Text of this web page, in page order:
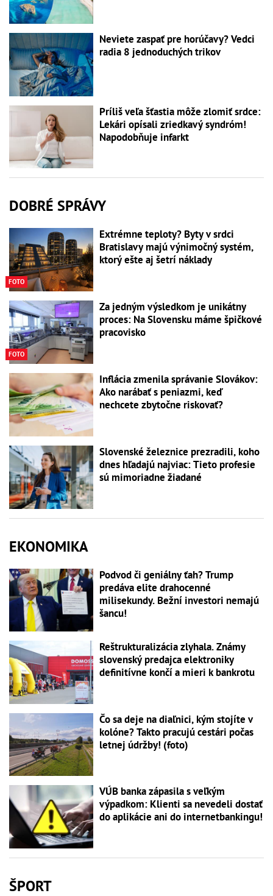
Neviete zaspať pre horúčavy? Vedci
radia 8 jednoduchých trikov
Príliš veľa šťastia môže zlomiť srdce:
Lekári opísali zriedkavý syndróm!
Napodobňuje infarkt
DOBRÉ SPRÁVY
FOTO
Extrémne teploty? Byty v srdci
Bratislavy majú výnimočný systém,
ktorý ešte aj šetrí náklady
FOTO
Za jedným výsledkom je unikátny
proces: Na Slovensku máme špičkové
pracovisko
Inflácia zmenila správanie Slovákov:
Ako narábať s peniazmi, keď
nechcete zbytočne riskovať?
Slovenské železnice prezradili, koho
dnes hľadajú najviac: Tieto profesie
sú mimoriadne žiadané
EKONOMIKA
Podvod či geniálny ťah? Trump
predáva elite drahocenné
milisekundy. Bežní investori nemajú
šancu!
Reštrukturalizácia zlyhala. Známy
slovenský predajca elektroniky
definitívne končí a mieri k bankrotu
Čo sa deje na diaľnici, kým stojíte v
kolóne? Takto pracujú cestári počas
letnej údržby! (foto)
VÚB banka zápasila s veľkým
výpadkom: Klienti sa nevedeli dostať
do aplikácie ani do internetbankingu!
ŠPORT